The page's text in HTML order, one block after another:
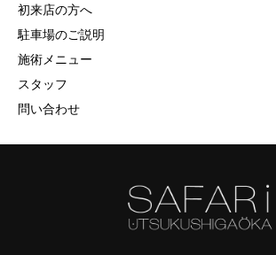
初来店の方へ
駐車場のご説明
施術メニュー
スタッフ
問い合わせ